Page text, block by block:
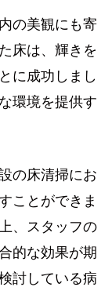
の美観にも寄
床は、輝きを
に成功しまし
環境を提供す
の床清掃にお
ことができま
、スタッフの
的な効果が期
討している病